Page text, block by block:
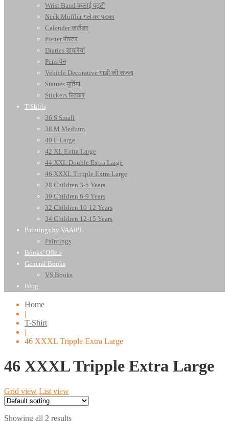
Wrist Band कलाई पट्टी
Neck Muffler गले का पटका
Calender कलैंडर
Poster पोस्टर
Diaries डायरियां
Pens पैन
Vehicle Decorative गाडी की सज्जा
Statues मूर्तियां
Stickers स्टिकर
T-Shirts
36 S Small
38 M Medium
40 L Large
42 XL Extra Large
44 XXL Double Extra Large
46 XXXL Tripple Extra Large
28 Children 3-5 Years
30 Children 6-9 Years
32 Children 10-12 Years
34 Children 12-15 Years
Paintings by VAAIPL
Paintings
Books’ Offers
General Books
VS Books
Blog
Home
|
T-Shirt
|
46 XXXL Tripple Extra Large
46 XXXL Tripple Extra Large
Grid view List view
Showing all 2 results